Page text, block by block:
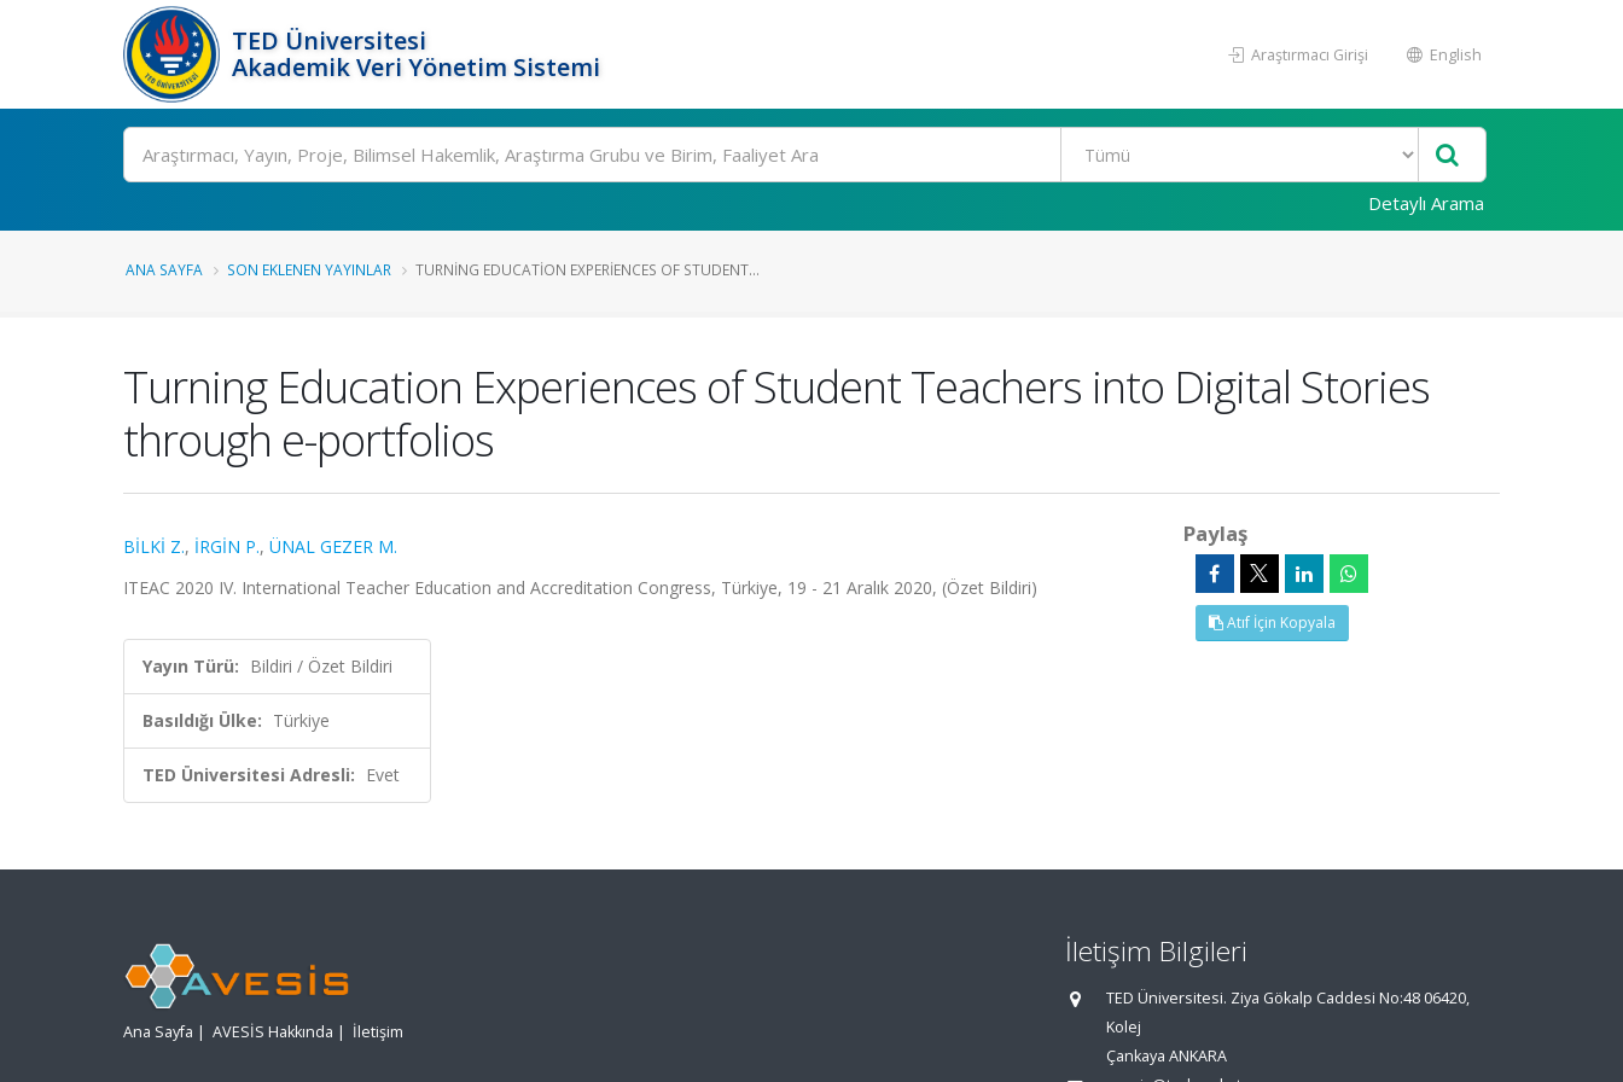
TED Üniversitesi
Akademik Veri Yönetim Sistemi
Araştırmacı Girişi English
Ara
Detaylı Arama
ANA SAYFA SON EKLENEN YAYINLAR TURNING EDUCATION EXPERIENCES OF STUDENT...
Turning Education Experiences of Student Teachers into Digital Stories
through e-portfolios
BİLKİ Z., İRGİN P., ÜNAL GEZER M.
ITEAC 2020 IV. International Teacher Education and Accreditation Congress, Türkiye, 19 - 21 Aralık 2020, (Özet Bildiri)
Yayın Türü: Bildiri / Özet Bildiri
Basıldığı Ülke: Türkiye
TED Üniversitesi Adresli: Evet
Paylaş
Atıf İçin Kopyala
Ana Sayfa | AVESİS Hakkında | İletişim
İletişim Bilgileri
TED Üniversitesi. Ziya Gökalp Caddesi No:48 06420,
Kolej
Çankaya ANKARA